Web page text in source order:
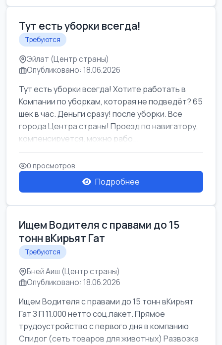
Тут есть уборки всегда!
Требуются
Эйлат (Центр страны)
Опубликовано: 18.06.2026
Тут есть уборки всегда! Хотите работать в
Компании по уборкам, которая не подведёт? 65
шек в час. Деньги сразу! после уборки. Все
города Центра страны! Проезд по навигатору,
компенсируется. можно рабо...
0 просмотров
Подробнее
Ищем Водителя с правами до 15
тонн вКирьят Гат
Требуются
Бней Аиш (Центр страны)
Опубликовано: 18.06.2026
Ищем Водителя с правами до 15 тонн вКирьят
Гат З П 11.000 нетто соц.пакет. Прямое
трудоустройство с первого дня в компанию
Спидог (сеть товаров для животных) Развозка